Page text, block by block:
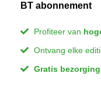
BT abonnement
Profiteer van
Ontvang elke
Gratis bezorging